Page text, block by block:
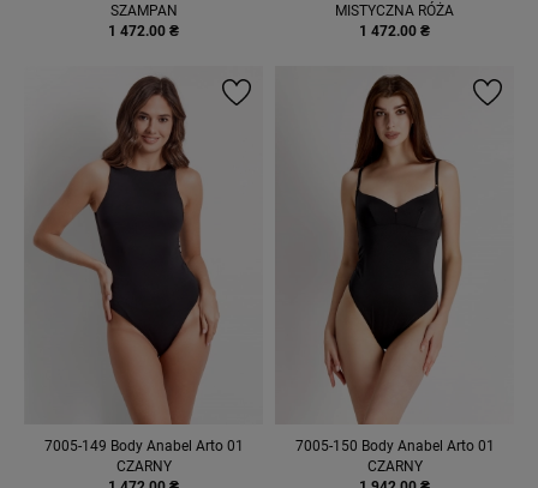
SZAMPAN
1 472.00 ₴
MISTYCZNA RÓŻA
1 472.00 ₴
7005-149 Body Anabel Arto 01
CZARNY
7005-150 Body Anabel Arto 01
CZARNY